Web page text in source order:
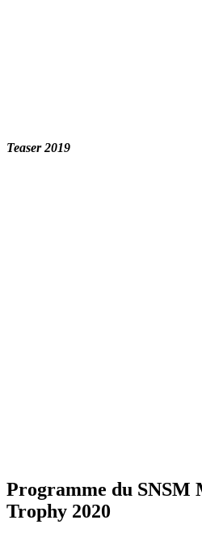
Teaser 2019
Programme du SNSM
Trophy 2020